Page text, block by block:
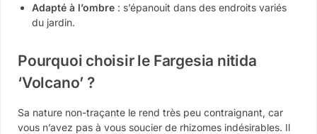
Adapté à l’ombre : s’épanouit dans des endroits variés
du jardin.
Pourquoi choisir le Fargesia nitida
‘Volcano’ ?
Sa nature non-traçante le rend très peu contraignant, car
vous n’avez pas à vous soucier de rhizomes indésirables. Il